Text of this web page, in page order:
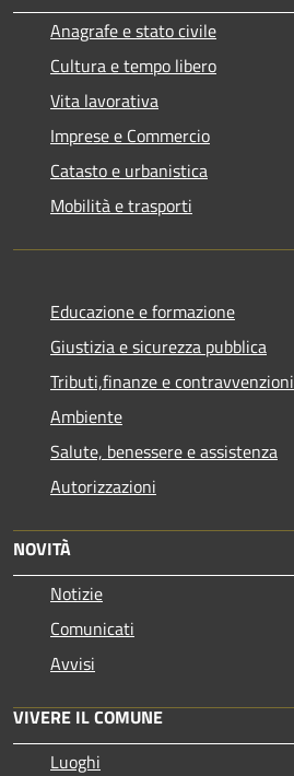
Anagrafe e stato civile
Cultura e tempo libero
Vita lavorativa
Imprese e Commercio
Catasto e urbanistica
Mobilità e trasporti
Educazione e formazione
Giustizia e sicurezza pubblica
Tributi,finanze e contravvenzioni
Ambiente
Salute, benessere e assistenza
Autorizzazioni
NOVITÀ
Notizie
Comunicati
Avvisi
VIVERE IL COMUNE
Luoghi